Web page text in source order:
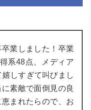
業しました！卒業
系48点、メディア
しすぎて叫びまし
素敵で面倒見の良
まれたらので、お